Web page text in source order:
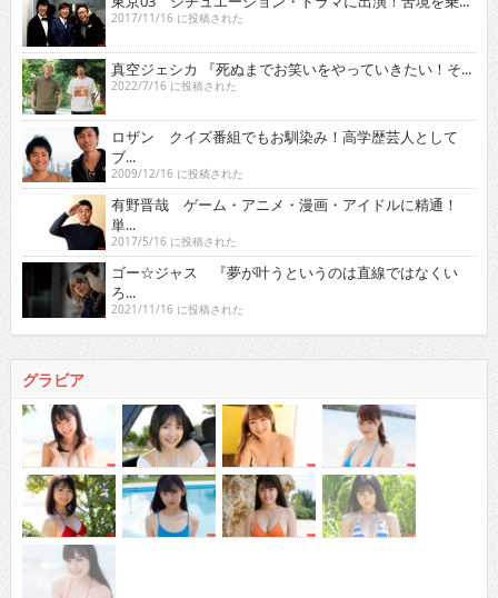
2017/11/16 に投稿された
真空ジェシカ 『死ぬまでお笑いをやっていきたい！そ...
2022/7/16 に投稿された
ロザン クイズ番組でもお馴染み！高学歴芸人として
ブ...
2009/12/16 に投稿された
有野晋哉 ゲーム・アニメ・漫画・アイドルに精通！
単...
2017/5/16 に投稿された
ゴー☆ジャス 『夢が叶うというのは直線ではなくい
ろ...
2021/11/16 に投稿された
グラビア